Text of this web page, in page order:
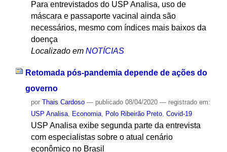
Para entrevistados do USP Analisa, uso de
máscara e passaporte vacinal ainda são
necessários, mesmo com índices mais baixos da
doença
Localizado em NOTÍCIAS
Retomada pós-pandemia depende de ações do
governo
por Thais Cardoso — publicado08/04/2020 — registrado em:
USP Analisa, Economia, Polo Ribeirão Preto, Covid-19
USP Analisa exibe segunda parte da entrevista
com especialistas sobre o atual cenário
econômico no Brasil